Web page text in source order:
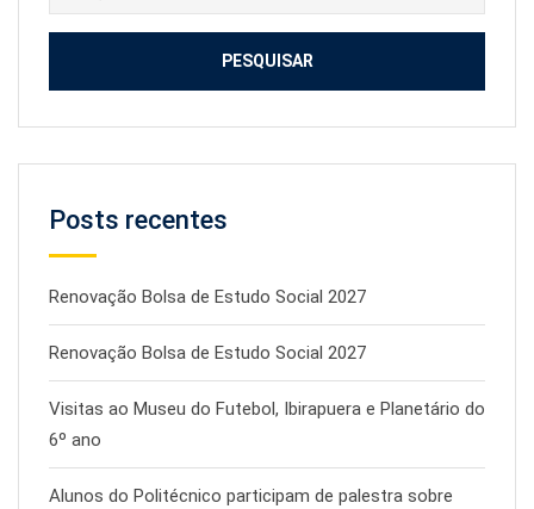
por:
Posts recentes
Renovação Bolsa de Estudo Social 2027
Renovação Bolsa de Estudo Social 2027
Visitas ao Museu do Futebol, Ibirapuera e Planetário do
6º ano
Alunos do Politécnico participam de palestra sobre